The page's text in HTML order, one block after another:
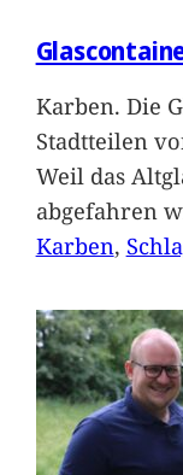
Karben. Die
Stadtteilen
Weil das
abgefahren
Karben,